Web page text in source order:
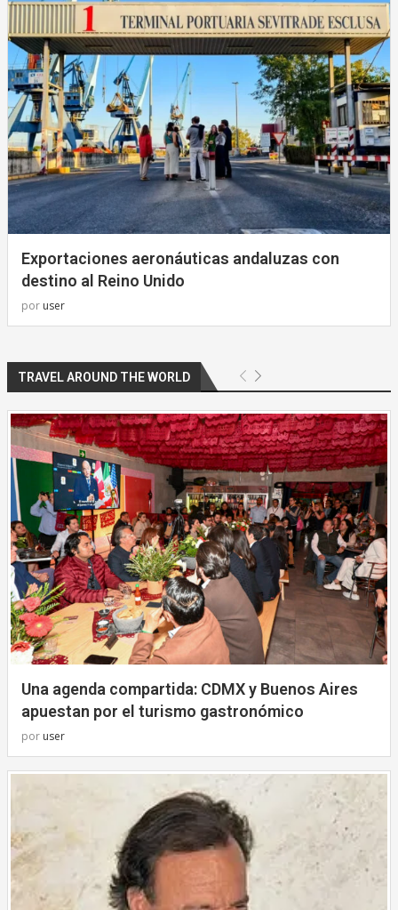
Exportaciones aeronáuticas andaluzas con
destino al Reino Unido
por user
TRAVEL AROUND THE WORLD
Una agenda compartida: CDMX y Buenos Aires
apuestan por el turismo gastronómico
por user